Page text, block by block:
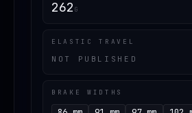
262 G
ELASTIC TRAVEL
NOT PUBLISHED
BRAKE WIDTHS